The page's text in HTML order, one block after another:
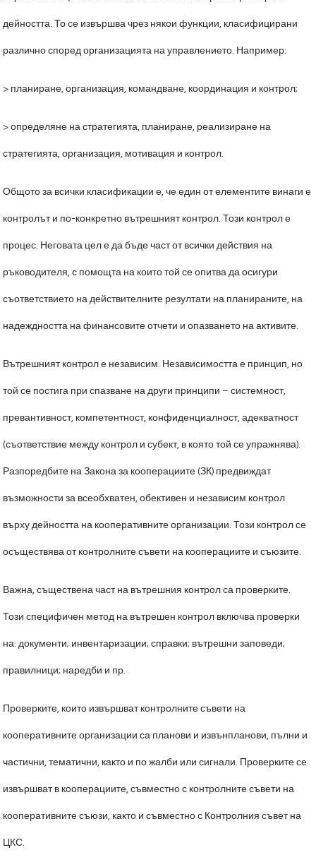
дейността. То се извършва чрез някои функции, класифицирани
различно според организацията на управлението. Например:
> планиране, организация, командване, координация и контрол;
> определяне на стратегията, планиране, реализиране на
стратегията, организация, мотивация и контрол.
Общото за всички класификации е, че един от елементите винаги е
контролът и по-конкретно вътрешният контрол. Този контрол е
процес. Неговата цел е да бъде част от всички действия на
ръководителя, с помощта на които той се опитва да осигури
съответствието на действителните резултати на планираните, на
надеждността на финансовите отчети и опазването на активите.
Вътрешният контрол е независим. Независимостта е принцип, но
той се постига при спазване на други принципи – системност,
превантивност, компетентност, конфиденциалност, адекватност
(съответствие между контрол и субект, в която той се упражнява).
Разпоредбите на Закона за кооперациите (ЗК) предвиждат
възможности за всеобхватен, обективен и независим контрол
върху дейността на кооперативните организации. Този контрол се
осъществява от контролните съвети на кооперациите и съюзите.
Важна, съществена част на вътрешния контрол са проверките.
Този специфичен метод на вътрешен контрол включва проверки
на: документи; инвентаризации; справки; вътрешни заповеди;
правилници; наредби и пр.
Проверките, които извършват контролните съвети на
кооперативните организации са планови и извънпланови, пълни и
частични, тематични, както и по жалби или сигнали. Проверките се
извършват в кооперациите, съвместно с контролните съвети на
кооперативните съюзи, както и съвместно с Контролния съвет на
ЦКС.